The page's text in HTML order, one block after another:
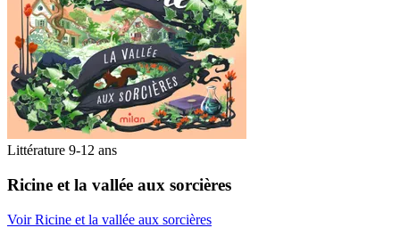
Littérature 9-12 ans
Ricine et la vallée aux sorcières
Voir Ricine et la vallée aux sorcières